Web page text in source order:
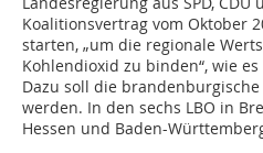
Koalitionsvertrag vom Oktober
starten, „um die regionale
Kohlendioxid zu binden“, wie
Dazu soll die
werden. In den sechs LBO in
Hessen und Baden-